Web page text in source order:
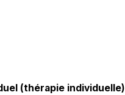
(thérapie individuelle)